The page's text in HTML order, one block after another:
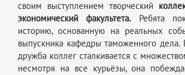
своим выступлением творческий
экономический факультета. Ребята
историю, основанную на реальных
выпускника кафедры таможенного дела.
дружба коллег сталкивается с
несмотря на все курьёзы, она